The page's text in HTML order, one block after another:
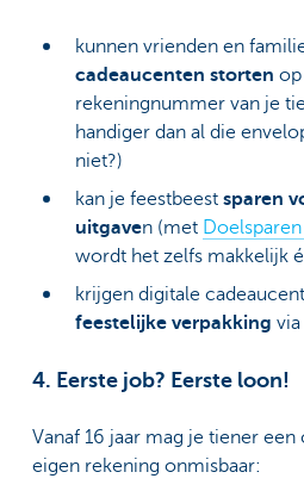
kunnen vrienden en
cadeaucenten storten
rekeningnummer van je
handiger dan al die
niet?)
kan je feestbeest sparen
uitgaven (met Doelsparen
wordt het zelfs makkelijk
krijgen digitale
feestelijke verpakking via
4. Eerste job? Eerste loon!
Vanaf 16 jaar mag je tiener
eigen rekening onmisbaar: